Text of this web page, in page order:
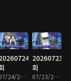
07/24/2026 • 1시간 35분
20260723
회
07/23/2026 • 1시간 34분